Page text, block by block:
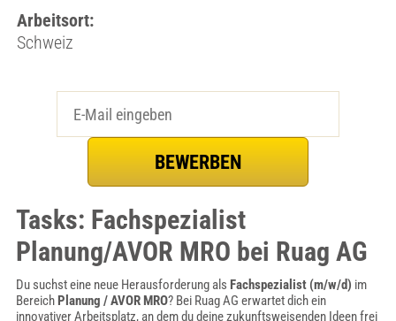
Arbeitsort:
Schweiz
Tasks: Fachspezialist
Planung/AVOR MRO bei Ruag AG
Du suchst eine neue Herausforderung als Fachspezialist (m/w/d) im
BereichPlanung / AVOR MRO? Bei Ruag AG erwartet dich ein
innovativer Arbeitsplatz, an dem du deine zukunftsweisenden Ideen frei